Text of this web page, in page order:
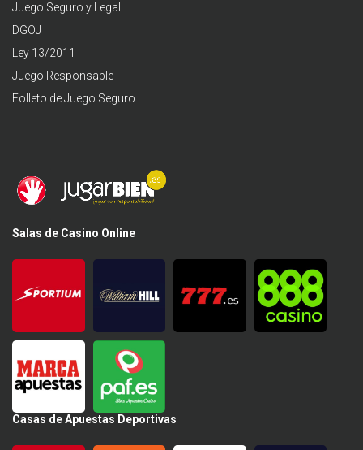
Juego Seguro y Legal
DGOJ
Ley 13/2011
Juego Responsable
Folleto de Juego Seguro
Salas de Casino Online
Casas de Apuestas Deportivas